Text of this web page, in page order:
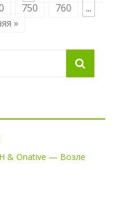
750 760
...
»
& Onative — Возле